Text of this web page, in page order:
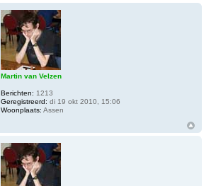
Martin van Velzen
Berichten: 1213
Geregistreerd: di 19 okt 2010, 15:06
Woonplaats: Assen